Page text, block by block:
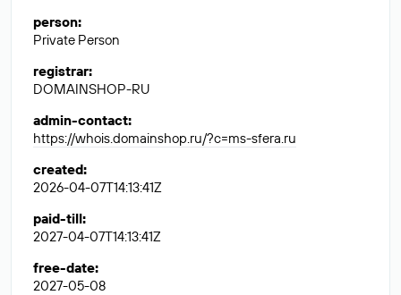
person:
Private Person
registrar:
DOMAINSHOP-RU
admin-contact:
https://whois.domainshop.ru/?c=ms-sfera.ru
created:
2026-04-07T14:13:41Z
paid-till:
2027-04-07T14:13:41Z
free-date:
2027-05-08